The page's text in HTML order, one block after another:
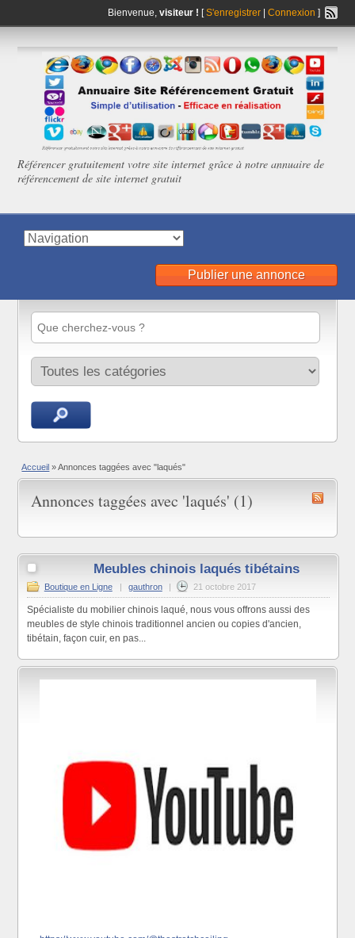
Bienvenue, visiteur ! [S'enregistrer| Connexion ]
Référencer gratuitement votre site internet grâce à notre annuaire de
référencement de site internet gratuit
Publier une annonce
Accueil » Annonces taggées avec "laqués"
Annonces taggées avec 'laqués' (1)
Meubles chinois laqués tibétains
Boutique en Ligne gauthron 21 octobre 2017
Spécialiste du mobilier chinois laqué, nous vous offrons aussi des
meubles de style chinois traditionnel ancien ou copies d'ancien,
tibétain, façon cuir, en pas...